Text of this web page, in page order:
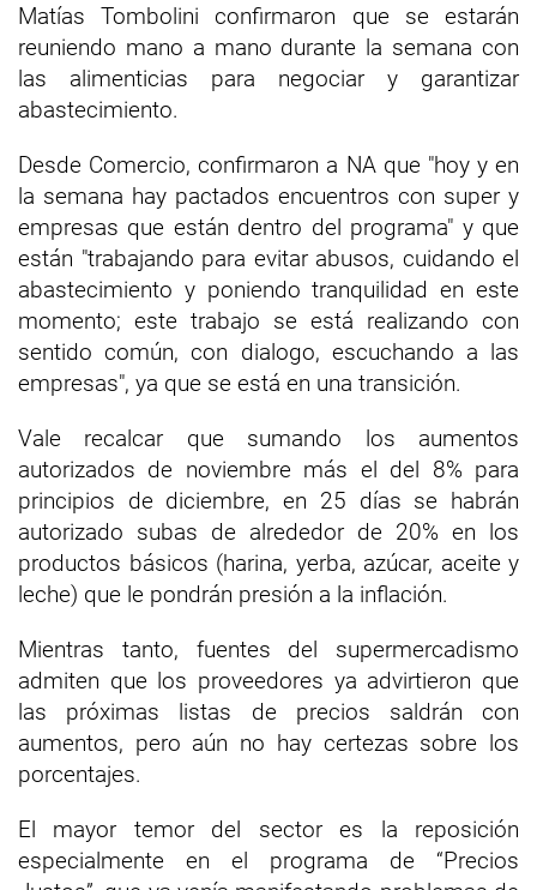
Matías Tombolini confirmaron que se estarán
reuniendo mano a mano durante la semana con
las alimenticias para negociar y garantizar
abastecimiento.
Desde Comercio, confirmaron a NA que "hoy y en
la semana hay pactados encuentros con super y
empresas que están dentro del programa" y que
están "trabajando para evitar abusos, cuidando el
abastecimiento y poniendo tranquilidad en este
momento; este trabajo se está realizando con
sentido común, con dialogo, escuchando a las
empresas", ya que se está en una transición.
Vale recalcar que sumando los aumentos
autorizados de noviembre más el del 8% para
principios de diciembre, en 25 días se habrán
autorizado subas de alrededor de 20% en los
productos básicos (harina, yerba, azúcar, aceite y
leche) que le pondrán presión a la inflación.
Mientras tanto, fuentes del supermercadismo
admiten que los proveedores ya advirtieron que
las próximas listas de precios saldrán con
aumentos, pero aún no hay certezas sobre los
porcentajes.
El mayor temor del sector es la reposición
especialmente en el programa de “Precios